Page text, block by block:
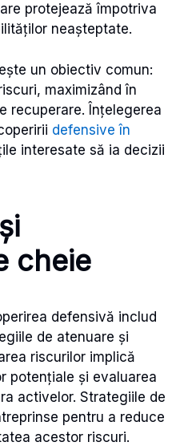
protejează împotriva
neașteptate.
un obiectiv comun:
maximizând în
recuperare. Înțelegerea
defensive în
interesate să ia decizii
cheie
defensivă includ
de atenuare și
riscurilor implică
potențiale și evaluarea
activelor. Strategiile de
pentru a reduce
acestor riscuri.